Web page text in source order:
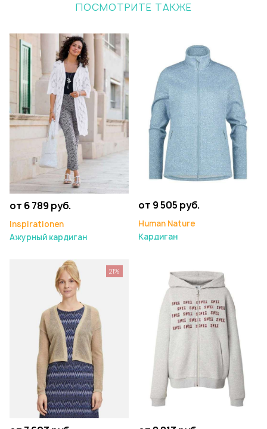
ПОСМОТРИТЕ ТАКЖЕ
от 6 789 руб.
Inspirationen
Ажурный кардиган
от 9 505 руб.
Human Nature
Кардиган
21%